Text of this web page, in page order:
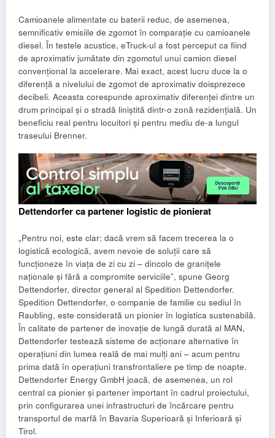
Camioanele alimentate cu baterii reduc, de asemenea,
semnificativ emisiile de zgomot în comparație cu camioanele
diesel. În testele acustice, eTruck-ul a fost perceput ca fiind
de aproximativ jumătate din zgomotul unui camion diesel
convențional la accelerare. Mai exact, acest lucru duce la o
diferență a nivelului de zgomot de aproximativ doisprezece
decibeli. Aceasta corespunde aproximativ diferenței dintre un
drum principal și o stradă liniștită dintr-o zonă rezidențială. Un
beneficiu real pentru locuitori și pentru mediu de-a lungul
traseului Brenner.
Dettendorfer ca partener logistic de pionierat
„Pentru noi, este clar: dacă vrem să facem trecerea la o
logistică ecologică, avem nevoie de soluții care să
funcționeze în viața de zi cu zi – dincolo de granițele
naționale și fără a compromite serviciile”, spune Georg
Dettendorfer, director general al Spedition Dettendorfer.
Spedition Dettendorfer, o companie de familie cu sediul în
Raubling, este considerată un pionier în logistica sustenabilă.
În calitate de partener de inovație de lungă durată al MAN,
Dettendorfer testează sisteme de acționare alternative în
operațiuni din lumea reală de mai mulți ani – acum pentru
prima dată în operațiuni transfrontaliere pe timp de noapte.
Dettendorfer Energy GmbH joacă, de asemenea, un rol
central ca pionier și partener important în cadrul proiectului,
prin configurarea unei infrastructuri de încărcare pentru
transportul de marfă în Bavaria Superioară și Inferioară și
Tirol.